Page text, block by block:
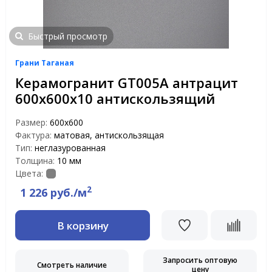
Быстрый просмотр
Грани Таганая
Керамогранит GT005А антрацит
600х600х10 антискользящий
Размер: 600х600
Фактура: матовая, антискользящая
Тип: неглазурованная
Толщина: 10 мм
Цвета:
1 226 руб./м2
В корзину
Смотреть наличие
Запросить оптовую
цену